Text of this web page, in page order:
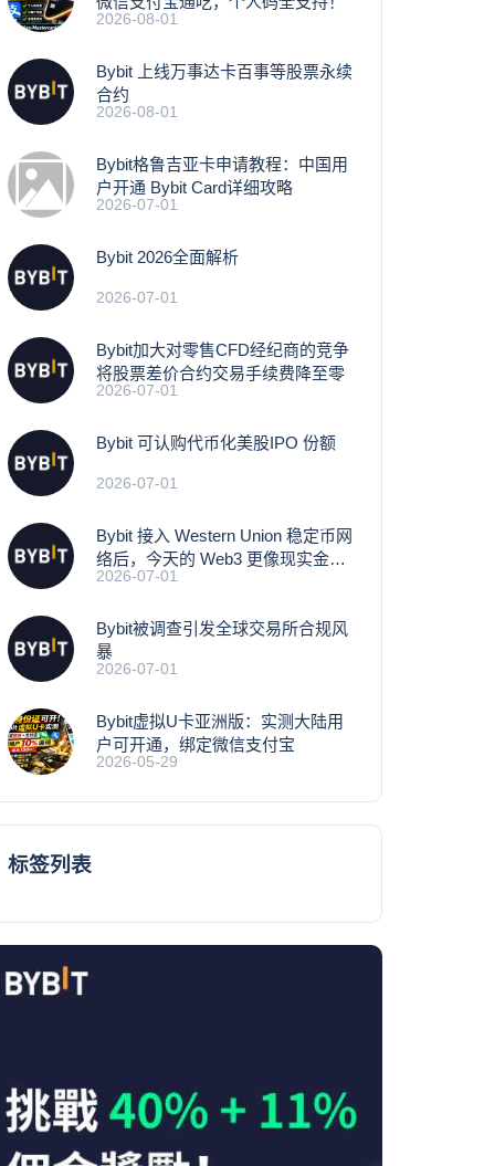
2026-08-01
Bybit 上线万事达卡百事等股票永续
合约
2026-08-01
Bybit格鲁吉亚卡申请教程：中国用
户开通 Bybit Card详细攻略
2026-07-01
Bybit 2026全面解析
2026-07-01
Bybit加大对零售CFD经纪商的竞争
将股票差价合约交易手续费降至零
2026-07-01
Bybit 可认购代币化美股IPO 份额
2026-07-01
Bybit 接入 Western Union 稳定币网
络后，今天的 Web3 更像现实金融
基础设施
2026-07-01
Bybit被调查引发全球交易所合规风
暴
2026-07-01
Bybit虚拟U卡亚洲版：实测大陆用
户可开通，绑定微信支付宝
2026-05-29
标签列表